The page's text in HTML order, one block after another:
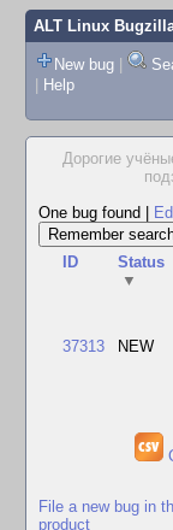
ALT Linux
New bug |
| Help
Дорогие
One bug found
ID
Status
▼
37313 NEW
File a new bug in
product